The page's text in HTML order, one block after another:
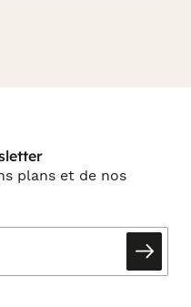
plans et de nos